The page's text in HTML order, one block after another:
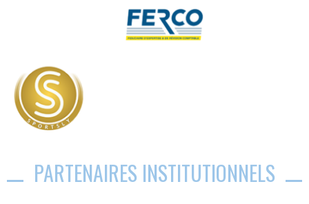
PARTENAIRES INSTITUTIONNELS